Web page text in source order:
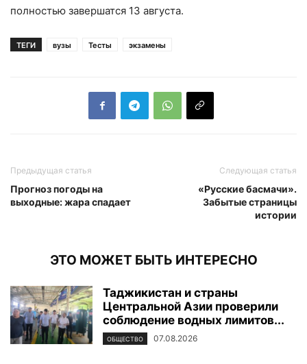
полностью завершатся 13 августа.
ТЕГИ вузы Тесты экзамены
Предыдущая статья
Прогноз погоды на
выходные: жара спадает
Следующая статья
«Русские басмачи».
Забытые страницы
истории
ЭТО МОЖЕТ БЫТЬ ИНТЕРЕСНО
Таджикистан и страны
Центральной Азии проверили
соблюдение водных лимитов...
ОБЩЕСТВО 07.08.2026